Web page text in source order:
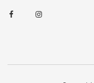
FacebookInstagram